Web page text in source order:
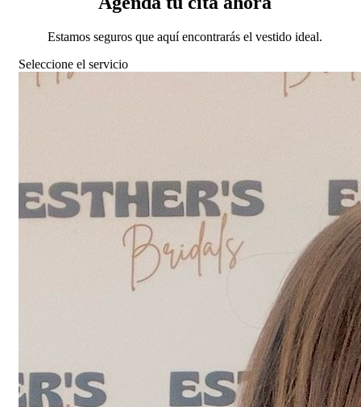
Estamos seguros que aquí encontrarás el vestido ideal.
Seleccione el servicio